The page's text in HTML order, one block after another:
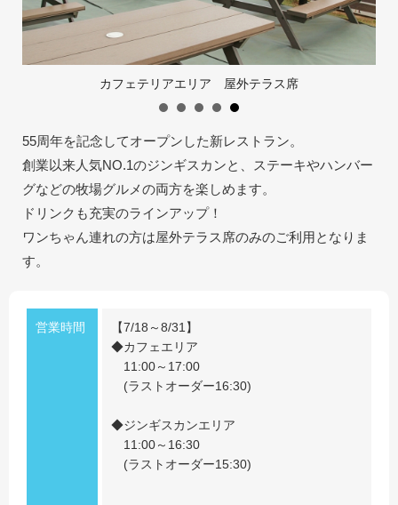
採用情報
55周年を記念してオープンした新レストラン。
創業以来人気NO.1のジンギスカンと、ステーキやハンバー
グなどの牧場グルメの両方を楽しめます。
ドリンクも充実のラインアップ！
ワンちゃん連れの方は屋外テラス席のみのご利用となりま
す。
営業時間
【7/18～8/31】
◆カフェエリア
11:00～17:00
(ラストオーダー16:30)
◆ジンギスカンエリア
11:00～16:30
(ラストオーダー15:30)